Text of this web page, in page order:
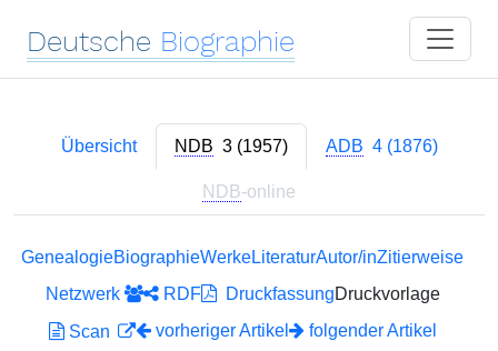
Deutsche Biographie
Übersicht NDB 3 (1957) ADB 4 (1876)
NDB-online
GenealogieBiographieWerkeLiteraturAutor/inZitierweise
Netzwerk
RDF DruckfassungDruckvorlage
Scan
vorheriger Artikel folgender Artikel